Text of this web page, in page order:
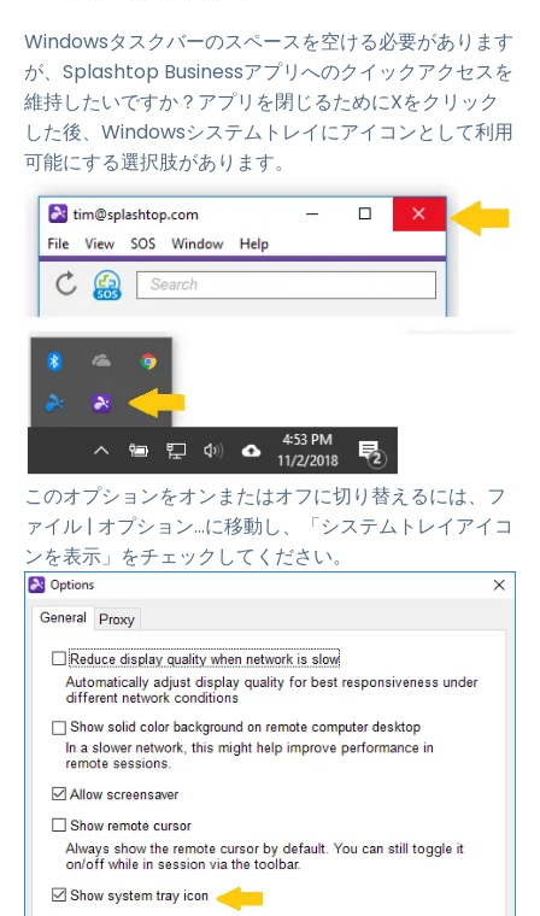
Windowsタスクバーのスペースを空ける必要があります
が、Splashtop Businessアプリへのクイックアクセスを
維持したいですか？アプリを閉じるためにXをクリック
した後、Windowsシステムトレイにアイコンとして利用
可能にする選択肢があります。
このオプションをオンまたはオフに切り替えるには、フ
ァイル | オプション...に移動し、「システムトレイアイコ
ンを表示」をチェックしてください。